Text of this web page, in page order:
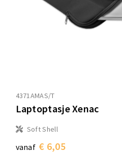
4371AMAS/T
Laptoptasje Xenac
Soft Shell
vanaf € 6,05